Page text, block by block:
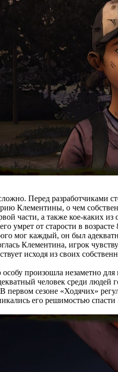
Перед разработчиками
Клементины, о чем
части, а также кое-каких
умрет от старости в
мог каждый, он был
Клементина, игрок
исходя из своих
произошла незаметно для
человек среди
первом сезоне «Ходячих»
его решимостью